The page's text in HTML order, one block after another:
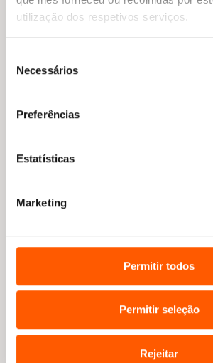
utilização dos respetivos serviços.
Necessários
Preferências
Estatísticas
Marketing
Permitir todos
Permitir seleção
Rejeitar
batalhas com violência. Todas
OCUPAÇÃO DA MÃE, um livro